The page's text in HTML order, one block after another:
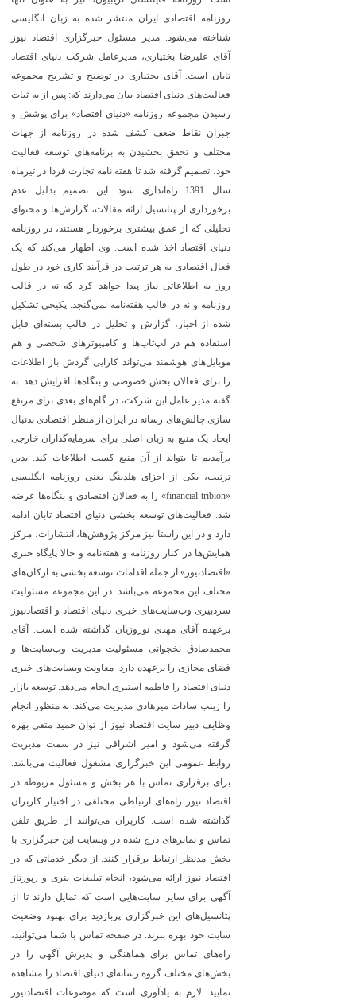
روزنامه اقتصادی ایران منتشر شده به زبان انگلیسی
شناخته می‌شود. مدیر مسئول خبرگزاری اقتصاد نیوز
آقای علیرضا بختیاری، مدیرعامل شرکت دنیای اقتصاد
تابان است. آقای بختیاری در توضیح و تشریح مجموعه
فعالیت‌های دنیای اقتصاد بیان می‌دارند که: پس از به ثبات
رسیدن مجموعه روزنامه «دنیای اقتصاد» برای پوشش و
جبران نقاط ضعف کشف شده در روزنامه از جهات
مختلف و تحقق بخشیدن به برنامه‌های توسعه فعالیت
خود، تصمیم گرفته شد تا هفته نامه تجارت فردا در تیرماه
سال 1391 راه‌اندازی شود. این تصمیم بدلیل عدم
برخورداری از پتانسیل ارائه مقالات، گزارش‌ها و محتوای
تحلیلی که از عمق بیشتری برخوردار هستند، در روزنامه
دنیای اقتصاد اخذ شده است. وی اظهار می‌کند که یک
فعال اقتصادی به هر ترتیب در فرآیند کاری خود در طول
روز به اطلاعاتی نیاز پیدا خواهد کرد که نه در قالب
روزنامه و نه در قالب هفته‌نامه نمی‌گنجد. پکیجی تشکیل
شده از اخبار، گزارش و تحلیل در قالب بسته‌ای قابل
استفاده هم در لپ‌تاب‌ها و کامپیوترهای شخصی و هم
موبایل‌های هوشمند می‌تواند کارایی گردش باز اطلاعات
را برای فعالان بخش خصوصی و بنگاه‌ها افزایش دهد. به
گفته مدیر عامل این شرکت، در گام‌های بعدی برای مرتفع
سازی چالش‌های رسانه در ایران از منظر اقتصادی بدنبال
ایجاد یک منبع به زبان اصلی برای سرمایه‌گذاران خارجی
برآمدیم تا بتواند از آن منبع کسب اطلاعات کند. بدین
ترتیب، یکی از اجزای هلدینگ یعنی روزنامه انگلیسی
«financial tribion» را به فعالان اقتصادی و بنگاه‌ها عرضه
شد. فعالیت‌های توسعه بخشی دنیای اقتصاد تابان ادامه
دارد و در این راستا نیز مرکز پژوهش‌ها، انتشارات، مرکز
همایش‌ها در کنار روزنامه و هفته‌نامه و حالا پایگاه خبری
«اقتصادنیوز» از جمله اقدامات توسعه بخشی به ارکان‌های
مختلف این مجموعه می‌باشد. در این مجموعه مسئولیت
سردبیری وب‌سایت‌های خبری دنیای اقتصاد و اقتصادنیوز
برعهده آقای مهدی نوروزیان گذاشته شده است. آقای
محمدصادق نخجوانی مسئولیت مدیریت وب‌سایت‌ها و
فضای مجازی را برعهده دارد. معاونت وبسایت‌های خبری
دنیای اقتصاد را فاطمه استیری انجام می‌دهد. توسعه بازار
را زینب سادات میرهادی مدیریت می‌کند. به منظور انجام
وظایف دبیر سایت اقتصاد نیوز از توان حمید متقی بهره
گرفته می‌شود و امیر اشراقی نیز در سمت مدیریت
روابط عمومی این خبرگزاری مشغول فعالیت می‌باشد.
برای برقراری تماس با هر بخش و مسئول مربوطه در
اقتصاد نیوز راه‌های ارتباطی مختلفی در اختیار کاربران
گذاشته شده است. کاربران می‌توانند از طریق تلفن
تماس و نمابرهای درج شده در وبسایت این خبرگزاری با
بخش مدنظر ارتباط برقرار کنند. از دیگر خدماتی که در
اقتصاد نیوز ارائه می‌شود، انجام تبلیغات بنری و رپورتاژ
آگهی برای سایر سایت‌هایی است که تمایل دارند تا از
پتانسیل‌های این خبرگزاری پربازدید برای بهبود وضعیت
سایت خود بهره ببرند. در صفحه تماس با شما می‌توانید،
راه‌های تماس برای هماهنگی و پذیرش آگهی را در
بخش‌های مختلف گروه رسانه‌ای دنیای اقتصاد را مشاهده
نمایید. لازم به یادآوری است که موضوعات اقتصادنیوز